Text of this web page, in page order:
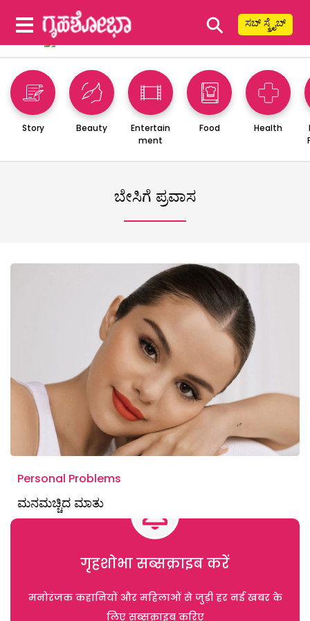
⚲ ಸಬ್ ಸ್ಕ್ರೈಬ್
Story Beauty
Entertain
ment
Food Health
ಬೇಸಿಗೆ ಪ್ರವಾಸ
Personal Problems
ಮನಮಚ್ಚಿದ ಮಾತು
गृहशोभा सब्सक्राइब करें
मनोरंजक कहानियों और महिलाओं से जुड़ी हर नई खबर के
लिए सब्सक्राइब करिए